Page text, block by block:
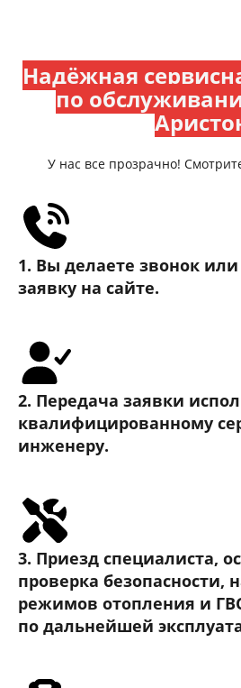
Надёжная
по
У нас все прозрачно!
1. Вы делаете звонок или
заявку на сайте.
2. Передача заявки
квалифицированному
инженеру.
3. Приезд специалиста,
проверка безопасности,
режимов отопления и
по дальнейшей